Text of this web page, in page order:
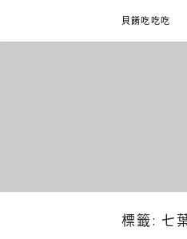
content
貝餚吃吃吃
標籤: 七